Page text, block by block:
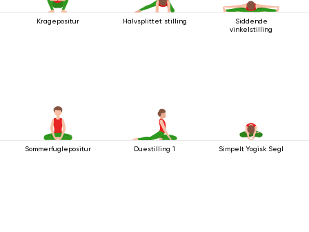
Kragepositur Halvsplittet stilling
Siddende
vinkelstilling
Sommerfuglepositur Duestilling 1 Simpelt Yogisk Segl